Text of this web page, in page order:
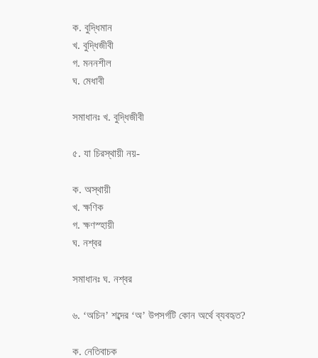
ক. বুদ্ধিমান
খ. বুদ্ধিজীবী
গ. মননশীল
ঘ. মেধাবী
সমাধানঃ খ. বুদ্ধিজীবী
৫. যা চিরস্থায়ী নয়-
ক. অস্থায়ী
খ. ক্ষণিক
গ. ক্ষণস্হায়ী
ঘ. নশ্বর
সমাধানঃ ঘ. নশ্বর
৬. ‘অচিন’ শব্দের ‘অ’ উপসর্গটি কোন অর্থে ব্যবহৃত?
ক. নেতিবাচক